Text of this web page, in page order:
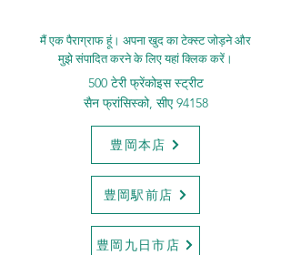
मैं एक पैराग्राफ हूं। अपना खुद का टेक्स्ट जोड़ने और
मुझे संपादित करने के लिए यहां क्लिक करें।
500 टेरी फ्रेंकोइस स्ट्रीट
सैन फ्रांसिस्को, सीए 94158
豊岡本店
豊岡駅前店
豊岡九日市店